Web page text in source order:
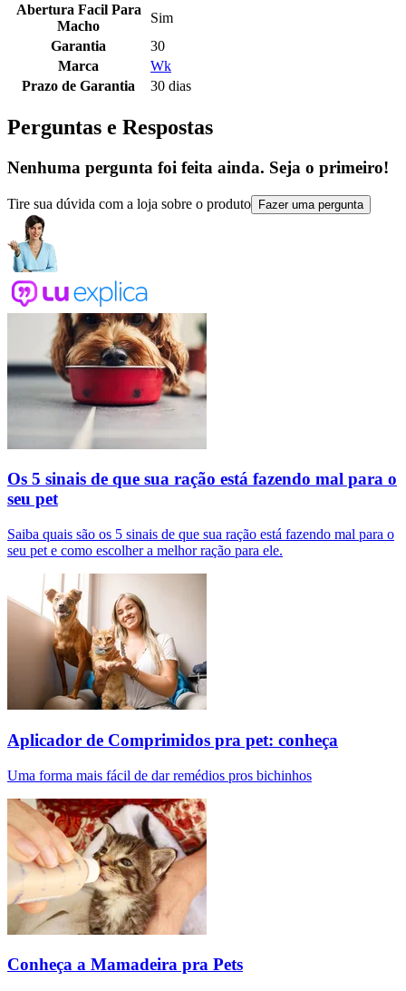
Abertura Facil Para
Macho
Sim
Garantia
30
Marca
Wk
Prazo de Garantia
30 dias
Perguntas e Respostas
Nenhuma pergunta foi feita ainda. Seja o primeiro!
Tire sua dúvida com a loja sobre o produto Fazer uma pergunta
Os 5 sinais de que sua ração está fazendo mal para o
seu pet
Saiba quais são os 5 sinais de que sua ração está fazendo mal para o
seu pet e como escolher a melhor ração para ele.
Aplicador de Comprimidos pra pet: conheça
Uma forma mais fácil de dar remédios pros bichinhos
Conheça a Mamadeira pra Pets